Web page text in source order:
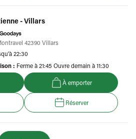
- Villars
42390 Villars
22:30
: Ferme à 21:45 Ouvre demain à 11:30
À emporter
Réserver